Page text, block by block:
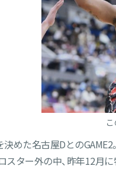
めた名古屋DとのGAME2。
スター外の中、昨年12月